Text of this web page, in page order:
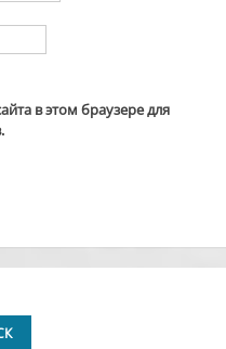
в этом браузере для